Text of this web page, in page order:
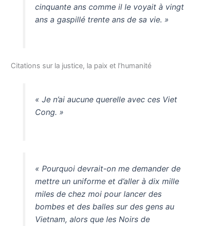
cinquante ans comme il le voyait à vingt
ans a gaspillé trente ans de sa vie. »
Citations sur la justice, la paix et l’humanité
« Je n’ai aucune querelle avec ces Viet
Cong. »
« Pourquoi devrait-on me demander de
mettre un uniforme et d’aller à dix mille
miles de chez moi pour lancer des
bombes et des balles sur des gens au
Vietnam, alors que les Noirs de